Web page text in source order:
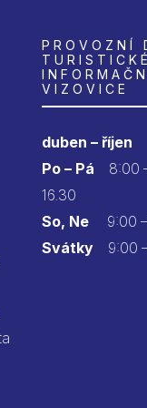
PROVOZNÍ
VIZOVICE
duben – říjen
Po – Pá
8:00
16.30
So, Ne9:00 –
Svátky9:00 –